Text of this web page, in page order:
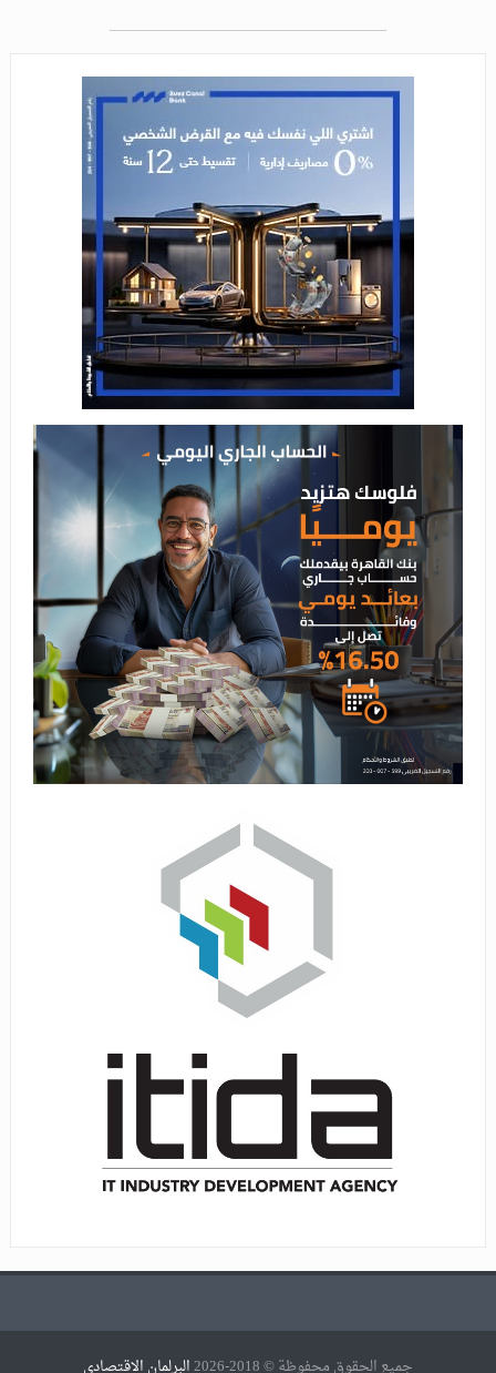
جميع الحقوق محفوظة © 2018-2026 البرلمان الاقتصادي